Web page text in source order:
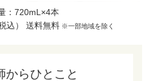
：720mL×4本
込） 送料無料※一部地域を除く
からひとこと